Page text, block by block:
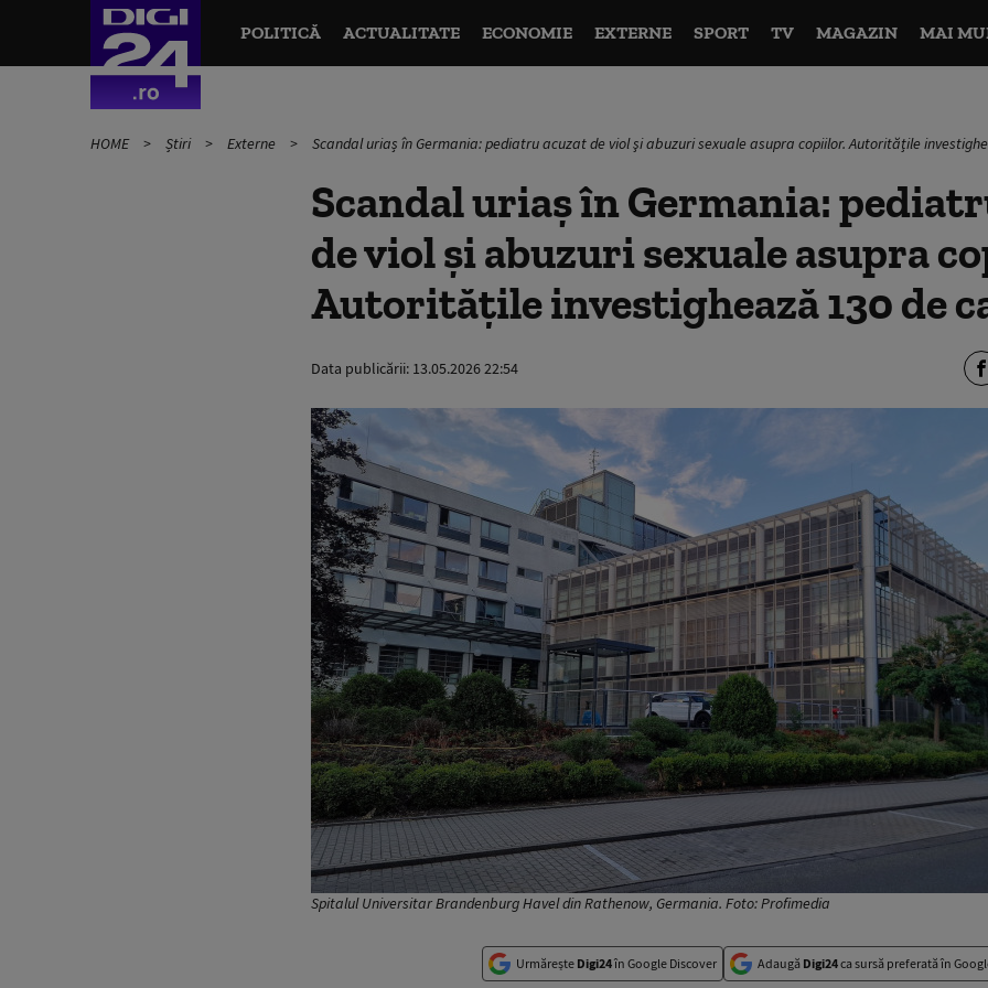
POLITICĂ ACTUALITATE ECONOMIE EXTERNE SPORT TV MAGAZIN MAI
HOME Știri Externe Scandal uriaș în Germania: pediatru acuzat de viol şi abuzuri sexuale asupra copiilor. Autoritățile
Scandal uriaș în Germania:
de viol şi abuzuri sexuale asupra
Autoritățile investighează 130 de
Data publicării: 13.05.2026 22:54
Spitalul Universitar Brandenburg Havel din Rathenow, Germania. Foto: Profimedia
Urmărește Digi24în Google Discover Adaugă Digi24ca sursă preferată în